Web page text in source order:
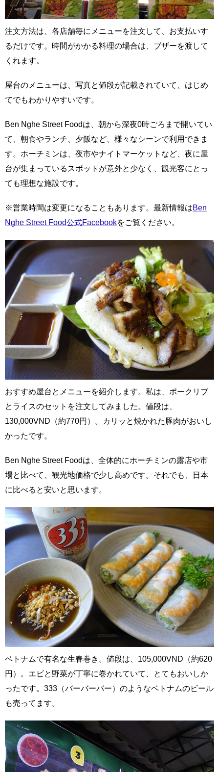
注文方法は、各店舗毎にメニューを注文して、お支払いす
るだけです。時間がかかる料理の場合は、ブザーを渡して
くれます。
屋台のメニューは、写真と値段が記載されていて、はじめ
てでもわかりやすいです。
Ben Nghe Street Foodは、朝から深夜0時ごろまで開いてい
て、朝食やランチ、夕飯など、様々なシーンで利用できま
す。ホーチミンは、夜市やナイトマーケットなど、夜に屋
台が集まっているスポットが意外と少なく、観光客にとっ
ても理想な施設です。
※営業時間は変更になることもあります。最新情報はBen
Nghe Street Food公式Facebookをご覧ください。
おすすめ屋台とメニューを紹介します。私は、ポークリブ
とライスのセットを注文してみました。値段は、
130,000VND（約770円）。カリッと焼かれた豚肉がおいし
かったです。
Ben Nghe Street Foodは、全体的にホーチミンの露店や市
場と比べて、観光地価格で少し高めです。それでも、日本
に比べると安いと思います。
ベトナムで有名な生春巻き。値段は、105,000VND（約620
円）。エビと野菜が丁寧に巻かれていて、とてもおいしか
ったです。333（バーバーバー）のようなベトナムのビール
も売ってます。